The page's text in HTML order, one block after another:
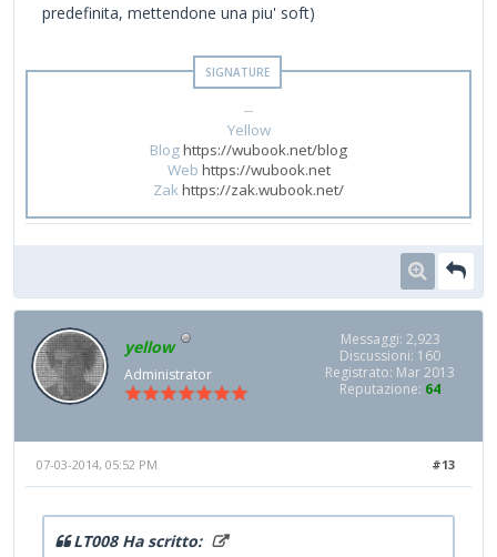
predefinita, mettendone una piu' soft)
--
Yellow
Bloghttps://wubook.net/blog
Web https://wubook.net
Zakhttps://zak.wubook.net/
yellow
Administrator
Messaggi: 2,923
Discussioni: 160
Registrato: Mar 2013
Reputazione: 64
#13
07-03-2014, 05:52 PM
LT008 Ha scritto: